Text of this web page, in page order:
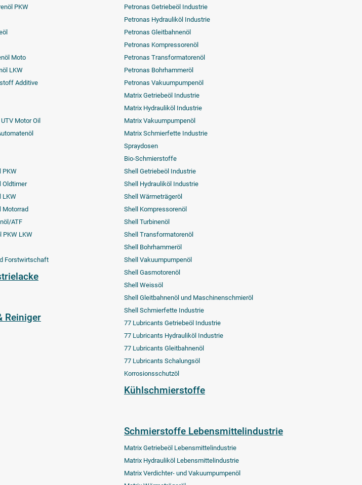
PKW
Moto
LKW
Additive
Motor Oil
PKW
Oldtimer
LKW
Motorrad
ATF
PKW LKW
Forstwirtschaft
Reiniger
Petronas Getriebeöl Industrie
Petronas Hydrauliköl Industrie
Petronas Gleitbahnenöl
Petronas Kompressorenöl
Petronas Transformatorenöl
Petronas Bohrhammeröl
Petronas Vakuumpumpenöl
Matrix Getriebeöl Industrie
Matrix Hydrauliköl Industrie
Matrix Vakuumpumpenöl
Matrix Schmierfette Industrie
Spraydosen
Bio-Schmierstoffe
Shell Getriebeöl Industrie
Shell Hydrauliköl Industrie
Shell Wärmeträgeröl
Shell Kompressorenöl
Shell Turbinenöl
Shell Transformatorenöl
Shell Bohrhammeröl
Shell Vakuumpumpenöl
Shell Gasmotorenöl
Shell Weissöl
Shell Gleitbahnenöl und Maschinenschmieröl
Shell Schmierfette Industrie
77 Lubricants Getriebeöl Industrie
77 Lubricants Hydrauliköl Industrie
77 Lubricants Gleitbahnenöl
77 Lubricants Schalungsöl
Korrosionsschutzöl
Kühlschmierstoffe
Schmierstoffe Lebensmittelindustrie
Matrix Getriebeöl Lebensmittelindustrie
Matrix Hydrauliköl Lebensmittelindustrie
Matrix Verdichter- und Vakuumpumpenöl